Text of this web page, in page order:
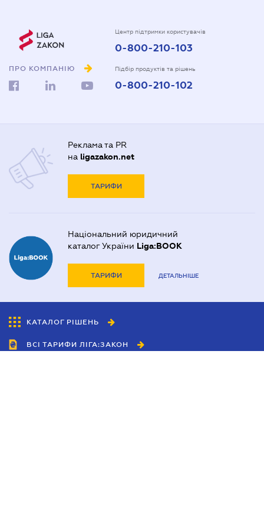
ПРО КОМПАНІЮ
Центр підтримки користувачів
0-800-210-103
Підбір продуктів та рішень
0-800-210-102
Реклама та PR
на ligazakon.net
ТАРИФИ
Національний юридичний
каталог України Liga:BOOK
ТАРИФИ ДЕТАЛЬНІШЕ
КАТАЛОГ РІШЕНЬ
ВСІ ТАРИФИ ЛІГА:ЗАКОН